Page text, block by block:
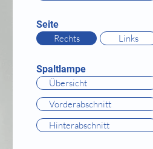
Seite
Rechts
Links
Spaltlampe
Übersicht
Vorderabschnitt
Hinterabschnitt